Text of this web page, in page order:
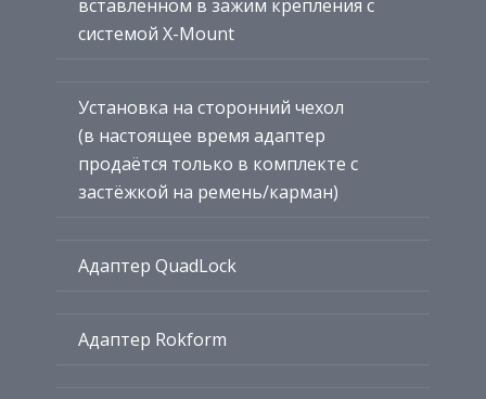
вставленном в зажим крепления с
системой X-Mount
Установка на сторонний чехол
(в настоящее время адаптер
продаётся только в комплекте с
застёжкой на ремень/карман)
Адаптер QuadLock
Адаптер Rokform